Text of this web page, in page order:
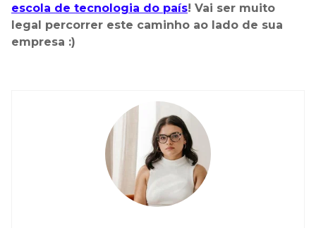
escola de tecnologia do país! Vai ser muito
legal percorrer este caminho ao lado de sua
empresa :)